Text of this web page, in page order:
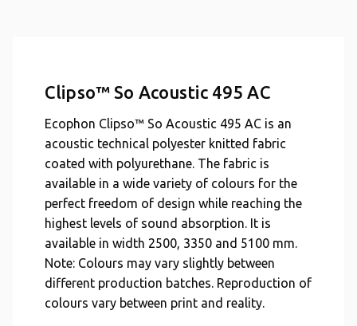
Clipso™ So Acoustic 495 AC
Ecophon Clipso™ So Acoustic 495 AC is an
acoustic technical polyester knitted fabric
coated with polyurethane. The fabric is
available in a wide variety of colours for the
perfect freedom of design while reaching the
highest levels of sound absorption. It is
available in width 2500, 3350 and 5100 mm.
Note: Colours may vary slightly between
different production batches. Reproduction of
colours vary between print and reality.